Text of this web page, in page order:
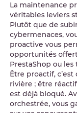
La maintenance
véritables leviers
Plutôt que de
cybermenaces,
proactive vous
opportunités
PrestaShop ou
Être proactif,
rivière ; être
est déjà bloqué.
orchestrée, vous